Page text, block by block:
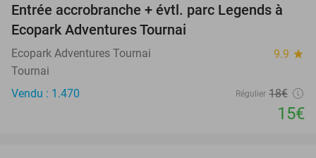
17%
Entrée accrobranche + évtl. parc Legends à
Ecopark Adventures Tournai
Ecopark Adventures Tournai 9.9 star
Tournai
Vendu : 1.470
Régulier 18€
15€